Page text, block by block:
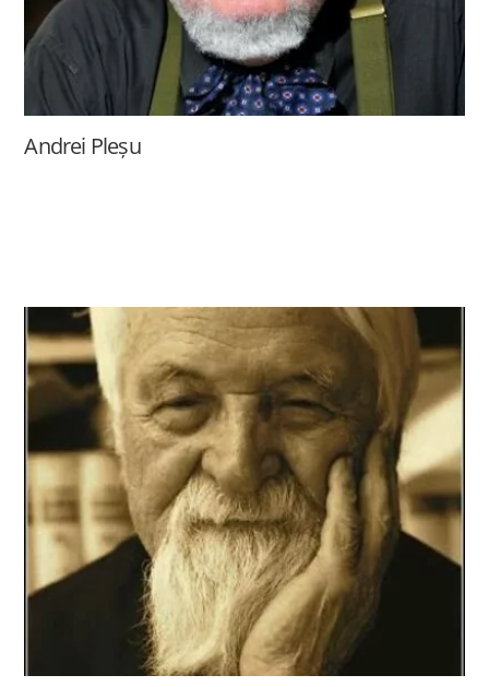
Andrei Pleșu